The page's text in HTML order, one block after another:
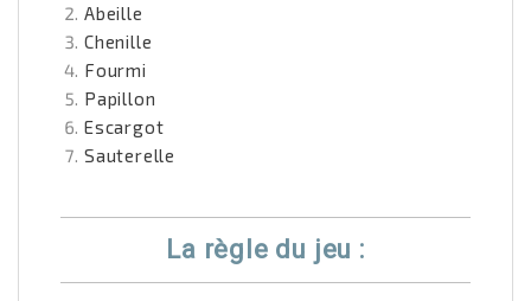
Abeille
Chenille
Fourmi
Papillon
Escargot
Sauterelle
La règle du jeu :